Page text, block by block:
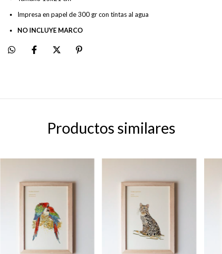
Impresa en papel de 300 gr con tintas al agua
NO INCLUYE MARCO
Productos similares